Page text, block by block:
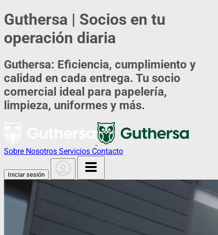
Guthersa | Socios en tu
operación diaria
Guthersa: Eficiencia, cumplimiento y
calidad en cada entrega. Tu socio
comercial ideal para papelería,
limpieza, uniformes y más.
Sobre Nosotros Servicios Contacto
Iniciar sesión